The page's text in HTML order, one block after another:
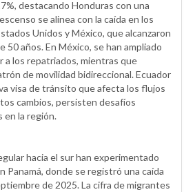
destacando Honduras con una
se alinea con la caída en los
Unidos y México, que alcanzaron
50 años. En México, se han ampliado
a los repatriados, mientras que
de movilidad bidireccional. Ecuador
visa de tránsito que afecta los flujos
cambios, persisten desafíos
en la región.
hacia el sur han experimentado
Panamá, donde se registró una caída
de 2025. La cifra de migrantes